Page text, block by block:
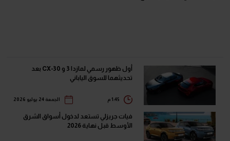
أول ظهور رسمي لمازدا 3 و CX-30 بعد
تحديثهما للسوق الياباني
الجمعة 24 يوليو 2026
فيات جريزلي تستعد لدخول أسواق الشرق
الأوسط قبل نهاية 2026